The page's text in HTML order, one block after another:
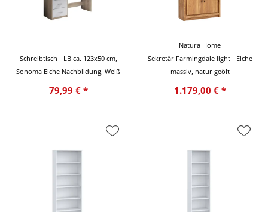
Schreibtisch - LB ca. 123x50 cm,
Sonoma Eiche Nachbildung, Weiß
79,99 € *
Natura Home
Sekretär Farmingdale light - Eiche
massiv, natur geölt
1.179,00 € *